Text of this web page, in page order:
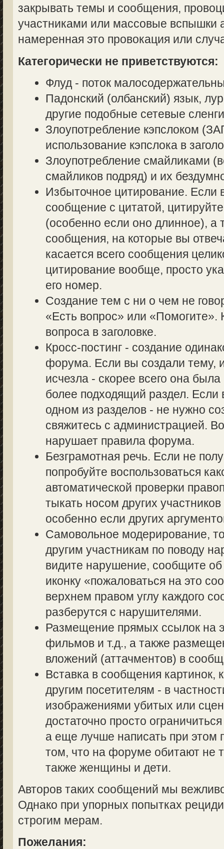
закрывать темы и сообщения,
участниками или массовые вспышки
намеренная это провокация или
Категорически не приветствуются:
Флуд - поток
Падонский (олбанский) язык,
другие подобные сетевые
Злоупотребление кэпслоком
использование кэпслока в
Злоупотребление смайликами
смайликов подряд) и их
Избыточное цитирование. Если
сообщение с цитатой,
(особенно если оно длинное), а
сообщения, на которые вы
касается всего сообщения
цитирование вообще, просто
его номер.
Создание тем с ни о чем не
«Есть вопрос» или «Помогите».
вопроса в заголовке.
Кросс-постинг - создание
форума. Если вы создали тему,
исчезла - скорее всего она
более подходящий раздел.
одном из разделов - не нужно
свяжитесь с администрацией.
нарушает правила форума.
Безграмотная речь. Если не
попробуйте воспользоваться
автоматической проверки
тыкать носом других
особенно если других
Самовольное модерирование,
другим участникам по поводу
видите нарушение, сообщите
иконку «пожаловаться на это
верхнем правом углу каждого
разберутся с нарушителями.
Размещение прямых ссылок на
фильмов и т.д., а также
вложений (аттачментов) в
Вставка в сообщения картинок,
другим посетителям - в
изображениями убитых или
достаточно просто
а еще лучше написать при этом
том, что на форуме обитают не
также женщины и дети.
Авторов таких сообщений мы
Однако при упорных попытках
строгим мерам.
Пожелания: